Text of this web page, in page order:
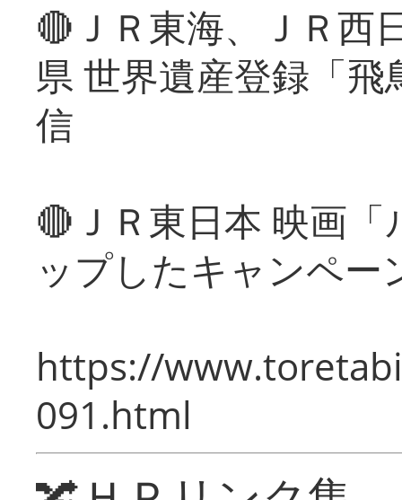
🔴ＪＲ東海、ＪＲ西
県 世界遺産登録「
信
🔴ＪＲ東日本 映画
ップしたキャンペー
https://
091.html